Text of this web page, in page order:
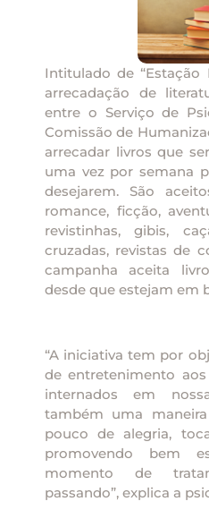
Intitulado de “Estação
arrecadação de
entre o Serviço de
Comissão de
arrecadar livros que
uma vez por semana
desejarem. São
romance, ficção,
revistinhas, gibis,
cruzadas, revistas de
campanha aceita
desde que estejam em
“A iniciativa tem por
de entretenimento
internados em
também uma
pouco de alegria,
promovendo bem
momento de
passando”, explica a